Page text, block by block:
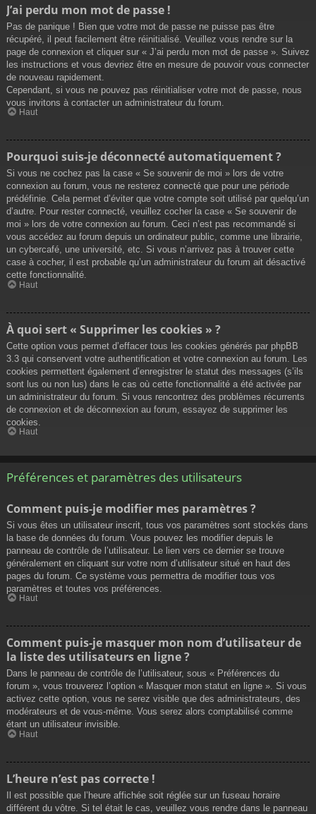
J’ai perdu mon mot de passe !
Pas de panique ! Bien que votre mot de passe ne puisse pas être
récupéré, il peut facilement être réinitialisé. Veuillez vous rendre sur la
page de connexion et cliquer sur « J’ai perdu mon mot de passe ». Suivez
les instructions et vous devriez être en mesure de pouvoir vous connecter
de nouveau rapidement.
Cependant, si vous ne pouvez pas réinitialiser votre mot de passe, nous
vous invitons à contacter un administrateur du forum.
Haut
Pourquoi suis-je déconnecté automatiquement ?
Si vous ne cochez pas la case « Se souvenir de moi » lors de votre
connexion au forum, vous ne resterez connecté que pour une période
prédéfinie. Cela permet d’éviter que votre compte soit utilisé par quelqu’un
d’autre. Pour rester connecté, veuillez cocher la case « Se souvenir de
moi » lors de votre connexion au forum. Ceci n’est pas recommandé si
vous accédez au forum depuis un ordinateur public, comme une librairie,
un cybercafé, une université, etc. Si vous n’arrivez pas à trouver cette
case à cocher, il est probable qu’un administrateur du forum ait désactivé
cette fonctionnalité.
Haut
À quoi sert « Supprimer les cookies » ?
Cette option vous permet d’effacer tous les cookies générés par phpBB
3.3 qui conservent votre authentification et votre connexion au forum. Les
cookies permettent également d’enregistrer le statut des messages (s’ils
sont lus ou non lus) dans le cas où cette fonctionnalité a été activée par
un administrateur du forum. Si vous rencontrez des problèmes récurrents
de connexion et de déconnexion au forum, essayez de supprimer les
cookies.
Haut
Préférences et paramètres des utilisateurs
Comment puis-je modifier mes paramètres ?
Si vous êtes un utilisateur inscrit, tous vos paramètres sont stockés dans
la base de données du forum. Vous pouvez les modifier depuis le
panneau de contrôle de l’utilisateur. Le lien vers ce dernier se trouve
généralement en cliquant sur votre nom d’utilisateur situé en haut des
pages du forum. Ce système vous permettra de modifier tous vos
paramètres et toutes vos préférences.
Haut
Comment puis-je masquer mon nom d’utilisateur de
la liste des utilisateurs en ligne ?
Dans le panneau de contrôle de l’utilisateur, sous « Préférences du
forum », vous trouverez l’option « Masquer mon statut en ligne ». Si vous
activez cette option, vous ne serez visible que des administrateurs, des
modérateurs et de vous-même. Vous serez alors comptabilisé comme
étant un utilisateur invisible.
Haut
L’heure n’est pas correcte !
Il est possible que l’heure affichée soit réglée sur un fuseau horaire
différent du vôtre. Si tel était le cas, veuillez vous rendre dans le panneau